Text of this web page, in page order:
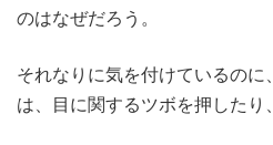
のはなぜだろう。
それなりに気を付けているの
は、目に関するツボを押したり、